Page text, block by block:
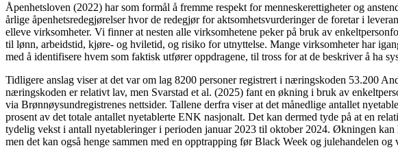
Åpenhetsloven (2022) har som formål å fremme respekt for menneskerettigheter og
årlige åpenhetsredegjørelser hvor de redegjør for aktsomhetsvurderinger de foretar i
elleve virksomheter. Vi finner at nesten alle virksomhetene peker på bruk av
til lønn, arbeidstid, kjøre- og hviletid, og risiko for utnyttelse. Mange virksomheter har
med å identifisere hvem som faktisk utfører oppdragene, til tross for at de beskriver å ha
Tidligere anslag viser at det var om lag 8200 personer registrert i næringskoden 53.200
næringskoden er relativt lav, men Svarstad et al. (2025) fant en økning i bruk av
via Brønnøysundregistrenes nettsider. Tallene derfra viser at det månedlige antallet
prosent av det totale antallet nyetablerte ENK nasjonalt. Det kan dermed tyde på at en
tydelig vekst i antall nyetableringer i perioden januar 2023 til oktober 2024. Økningen
men det kan også henge sammen med en opptrapping før Black Week og julehandelen og